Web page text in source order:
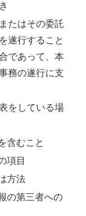
たはその委託
遂行すること
であって、本
務の遂行に支
をしている場
含むこと
項目
方法
の第三者への